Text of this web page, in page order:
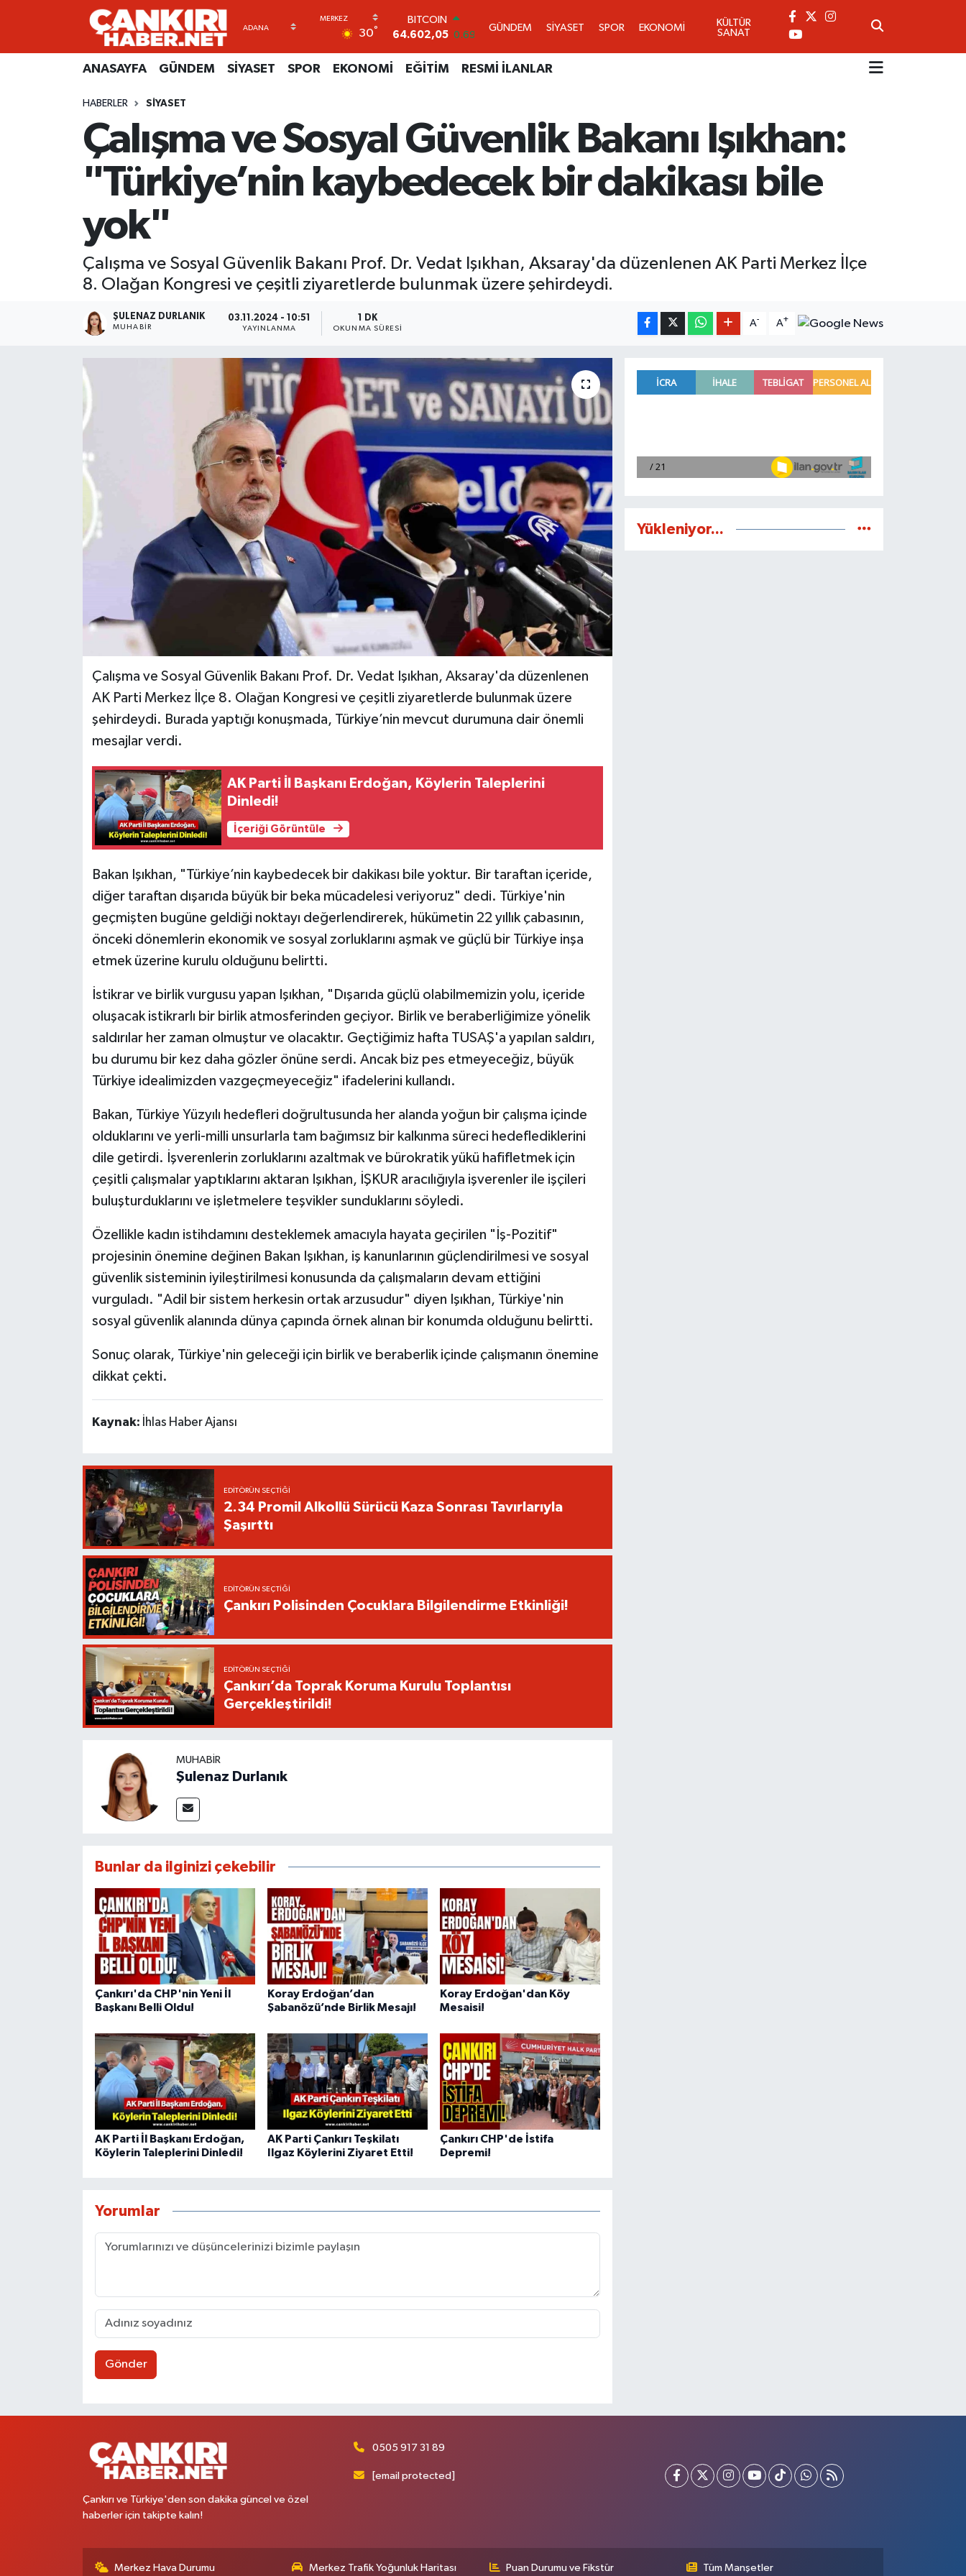
30°
64.602,05
0.69
DOLAR
EURO
55,0700
0.1
6513.94
0.32
BİST100
13.768 48
GÜNDEM SİYASET SPOR EKONOMİ
KÜLTÜR
SANAT
ANASAYFA GÜNDEM SİYASET SPOR EKONOMİ EĞİTİM RESMİ İLANLAR
HABERLER SİYASET
Çalışma ve Sosyal Güvenlik Bakanı Işıkhan:
"Türkiye’nin kaybedecek bir dakikası bile
yok"
Çalışma ve Sosyal Güvenlik Bakanı Prof. Dr. Vedat Işıkhan, Aksaray'da düzenlenen AK Parti Merkez İlçe
8. Olağan Kongresi ve çeşitli ziyaretlerde bulunmak üzere şehirdeydi.
ŞULENAZ DURLANIK
MUHABIR
03.11.2024 - 10:51
YAYINLANMA
1 DK
OKUNMA SÜRESI
A- A+
Çalışma ve Sosyal Güvenlik Bakanı Prof. Dr. Vedat Işıkhan, Aksaray'da düzenlenen
AK Parti Merkez İlçe 8. Olağan Kongresi ve çeşitli ziyaretlerde bulunmak üzere
şehirdeydi. Burada yaptığı konuşmada, Türkiye’nin mevcut durumuna dair önemli
mesajlar verdi.
AK Parti İl Başkanı Erdoğan, Köylerin Taleplerini
Dinledi!
İçeriği Görüntüle
Bakan Işıkhan, "Türkiye’nin kaybedecek bir dakikası bile yoktur. Bir taraftan içeride,
diğer taraftan dışarıda büyük bir beka mücadelesi veriyoruz" dedi. Türkiye'nin
geçmişten bugüne geldiği noktayı değerlendirerek, hükümetin 22 yıllık çabasının,
önceki dönemlerin ekonomik ve sosyal zorluklarını aşmak ve güçlü bir Türkiye inşa
etmek üzerine kurulu olduğunu belirtti.
İstikrar ve birlik vurgusu yapan Işıkhan, "Dışarıda güçlü olabilmemizin yolu, içeride
oluşacak istikrarlı bir birlik atmosferinden geçiyor. Birlik ve beraberliğimize yönelik
saldırılar her zaman olmuştur ve olacaktır. Geçtiğimiz hafta TUSAŞ'a yapılan saldırı,
bu durumu bir kez daha gözler önüne serdi. Ancak biz pes etmeyeceğiz, büyük
Türkiye idealimizden vazgeçmeyeceğiz" ifadelerini kullandı.
Bakan, Türkiye Yüzyılı hedefleri doğrultusunda her alanda yoğun bir çalışma içinde
olduklarını ve yerli-milli unsurlarla tam bağımsız bir kalkınma süreci hedeflediklerini
dile getirdi. İşverenlerin zorluklarını azaltmak ve bürokratik yükü hafifletmek için
çeşitli çalışmalar yaptıklarını aktaran Işıkhan, İŞKUR aracılığıyla işverenler ile işçileri
buluşturduklarını ve işletmelere teşvikler sunduklarını söyledi.
Özellikle kadın istihdamını desteklemek amacıyla hayata geçirilen "İş-Pozitif"
projesinin önemine değinen Bakan Işıkhan, iş kanunlarının güçlendirilmesi ve sosyal
güvenlik sisteminin iyileştirilmesi konusunda da çalışmaların devam ettiğini
vurguladı. "Adil bir sistem herkesin ortak arzusudur" diyen Işıkhan, Türkiye'nin
sosyal güvenlik alanında dünya çapında örnek alınan bir konumda olduğunu belirtti.
Sonuç olarak, Türkiye'nin geleceği için birlik ve beraberlik içinde çalışmanın önemine
dikkat çekti.
Kaynak: İhlas Haber Ajansı
EDITÖRÜN SEÇTIĞI
2.34 Promil Alkollü Sürücü Kaza Sonrası Tavırlarıyla
Şaşırttı
EDITÖRÜN SEÇTIĞI
Çankırı Polisinden Çocuklara Bilgilendirme Etkinliği!
EDITÖRÜN SEÇTIĞI
Çankırı’da Toprak Koruma Kurulu Toplantısı
Gerçekleştirildi!
MUHABIR
Şulenaz Durlanık
Bunlar da ilginizi çekebilir
Çankırı'da CHP'nin Yeni İl
Başkanı Belli Oldu!
Koray Erdoğan’dan
Şabanözü’nde Birlik Mesajı!
Koray Erdoğan'dan Köy
Mesaisi!
AK Parti İl Başkanı Erdoğan,
Köylerin Taleplerini Dinledi!
AK Parti Çankırı Teşkilatı
Ilgaz Köylerini Ziyaret Etti!
Çankırı CHP'de İstifa
Depremi!
Yorumlar
Gönder
Yükleniyor...
Çankırı ve Türkiye'den son dakika güncel ve özel
haberler için takipte kalın!
0505 917 31 89
[email protected]
Merkez Hava Durumu Merkez Trafik Yoğunluk Haritası Puan Durumu ve Fikstür Tüm Manşetler
ANASAYFA
SİYASET
RESMİ İLANLAR
Künye
Gizlilik Sözleşmesi
BİYOGRAFİLER
GÜNDEM
kimdir-nedir-nasil
MAGAZİN
SAĞLIK
SİYASET
TEKNOLOJİ
VİZYONDAKİLER
Merkez Hava Durumu
Süper Lig Puan Durumu ve Fikstür
Tüm Manşetler
Haber Arşivi